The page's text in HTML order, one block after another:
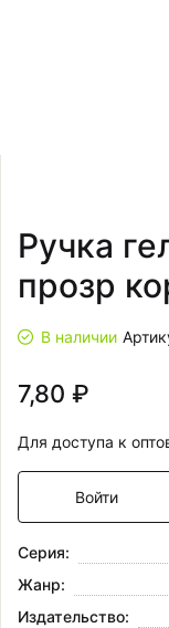
Ручка
прозр
В наличии
7,80 ₽
Для доступа к
Войти
Серия:
Жанр:
Издательство: